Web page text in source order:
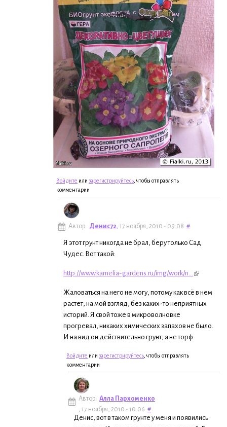
Войдите или зарегистрируйтесь , чтобы отправлять
комментарии
Автор: Денис72, 17 ноября, 2010 - 09:08 #
Я этот грунт никогда не брал, беру только Сад
Чудес. Вот такой:
http://www.kamelia-gardens.ru/img/work/n...
Жаловаться на него не могу, потому как всё в нем
растет, на мой взгляд, без каких-то неприятных
историй. Я свой тоже в микроволновке
прогревал, никаких химических запахов не было.
И на вид он действительно грунт, а не торф.
Войдите или зарегистрируйтесь , чтобы отправлять
комментарии
Автор: Алла Пархоменко
, 17 ноября, 2010 - 10:06 #
Денис, вот в таком грунте у меня и появились